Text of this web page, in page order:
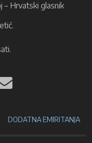
– Hrvatski glasnik
DODATNA EMIRITANJA